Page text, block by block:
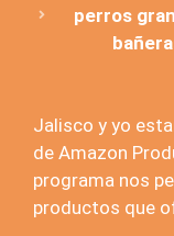
perros
Jalisco y yo
de Amazon
programa nos
productos que